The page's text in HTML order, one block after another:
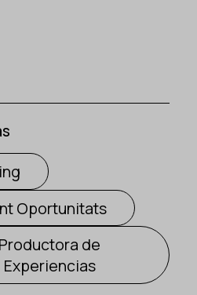
Oportunitats
Productora de
Experiencias